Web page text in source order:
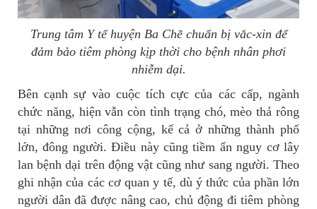
Trung tâm Y tế huyện Ba Chẽ chuẩn bị vắc-xin để
đảm bảo tiêm phòng kịp thời cho bệnh nhân phơi
nhiễm dại.
Bên cạnh sự vào cuộc tích cực của các cấp, ngành
chức năng, hiện vẫn còn tình trạng chó, mèo thả rông
tại những nơi công cộng, kể cả ở những thành phố
lớn, đông người. Điều này cũng tiềm ẩn nguy cơ lây
lan bệnh dại trên động vật cũng như sang người. Theo
ghi nhận của các cơ quan y tế, dù ý thức của phần lớn
người dân đã được nâng cao, chủ động đi tiêm phòng